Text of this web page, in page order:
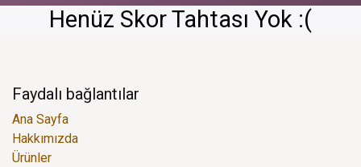
Henüz Skor Tahtası Yok :(
Faydalı bağlantılar
Ana Sayfa
Hakkımızda
Ürünler